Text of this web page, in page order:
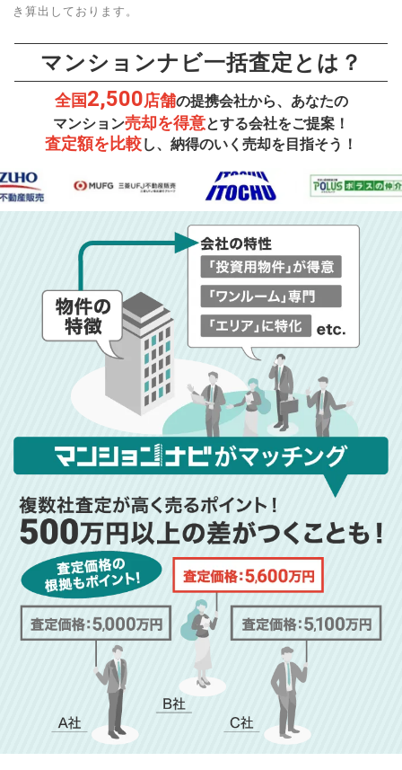
き算出しております。
マンションナビ一括査定とは？
全国2,500店舗の提携会社から、あなたの
マンション売却を得意とする会社をご提案！
査定額を比較し、納得のいく売却を目指そう！